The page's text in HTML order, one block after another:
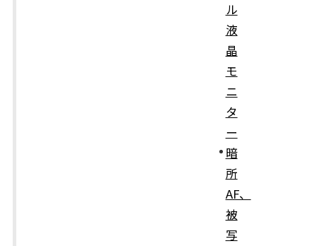
ル
液
晶
モ
ニ
タ
ー
暗
所
AF、
被
写